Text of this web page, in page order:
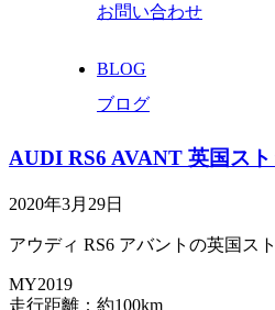
お問い合わせ
BLOG
ブログ
AUDI RS6 AVANT 英国ス
2020年3月29日
アウディ RS6 アバントの英国ス
MY2019
走行距離：約100km